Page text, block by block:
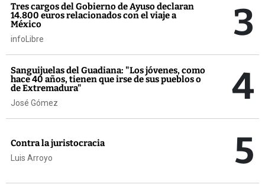
Tres cargos del Gobierno de Ayuso declaran
14.800 euros relacionados con el viaje a
México
infoLibre 3
Sanguijuelas del Guadiana: "Los jóvenes, como
hace 40 años, tienen que irse de sus pueblos o
de Extremadura"
José Gómez 4
Contra la juristocracia
Luis Arroyo 5